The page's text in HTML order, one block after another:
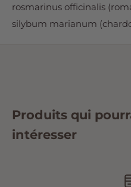
rosmarinus officinalis
silybum marianum
Produits qui
intéresser